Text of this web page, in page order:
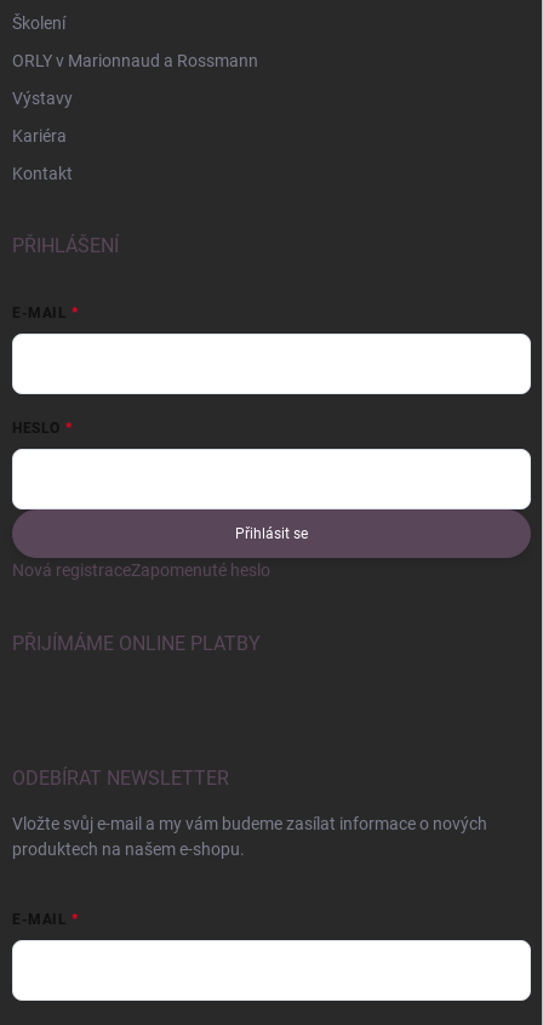
Školení
ORLY v Marionnaud a Rossmann
Výstavy
Kariéra
Kontakt
PŘIHLÁŠENÍ
E-MAIL
HESLO
Přihlásit se
Nová registraceZapomenuté heslo
PŘIJÍMÁME ONLINE PLATBY
ODEBÍRAT NEWSLETTER
Vložte svůj e-mail a my vám budeme zasílat informace o nových
produktech na našem e-shopu.
E-MAIL